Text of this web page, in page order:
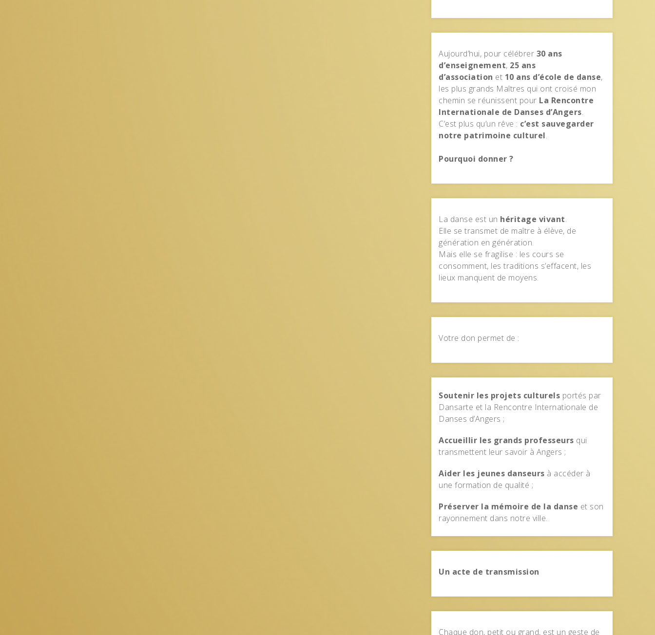
Aujourd’hui, pour célébrer 30 ans
d’enseignement, 25 ans
d’association et 10 ans d’école de danse,
les plus grands Maîtres qui ont croisé mon
chemin se réunissent pour La Rencontre
Internationale de Danses d’Angers.
C’est plus qu’un rêve : c’est sauvegarder
notre patrimoine culturel.
Pourquoi donner ?
La danse est un héritage vivant.
Elle se transmet de maître à élève, de
génération en génération.
Mais elle se fragilise : les cours se
consomment, les traditions s’effacent, les
lieux manquent de moyens.
Votre don permet de :
Soutenir les projets culturels portés par
Dansarte et la Rencontre Internationale de
Danses d’Angers ;
Accueillir les grands professeurs qui
transmettent leur savoir à Angers ;
Aider les jeunes danseurs à accéder à
une formation de qualité ;
Préserver la mémoire de la danse et son
rayonnement dans notre ville.
Un acte de transmission
Chaque don, petit ou grand, est un geste de